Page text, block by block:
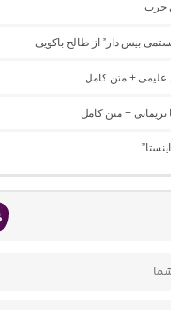
حرب
بیس دار” از طالح باکویی
علیمی + متن کامل
+ متن کامل